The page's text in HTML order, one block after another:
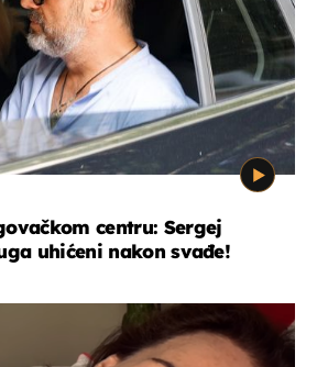
centru: Sergej
uhićeni nakon svađe!